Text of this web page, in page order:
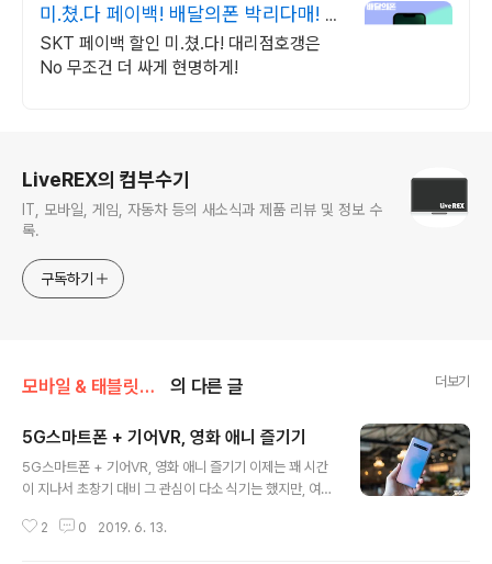
미.쳤.다 페이백! 배달의폰 박리다매! 무
조건 더 할인!
SKT 페이백 할인 미.쳤.다! 대리점호갱은
No 무조건 더 싸게 현명하게!
LiveREX의 컴부수기
IT, 모바일, 게임, 자동차 등의 새소식과 제품 리뷰 및 정보 수
록.
구독하기
모바일 & 태블릿PC 앱/> 안드로이드 어플 의 다른 글 더보기
5G스마트폰 + 기어VR, 영화 애니 즐기기
5G스마트폰 + 기어VR, 영화 애니 즐기기 이제는 꽤 시간
이 지나서 초창기 대비 그 관심이 다소 식기는 했지만, 여전
대한 관심을 보이는 사람들이 많습니다. 예전 글에서 SKT
2 0 2019. 6. 13.